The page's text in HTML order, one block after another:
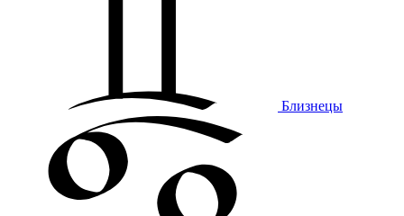
Близнецы